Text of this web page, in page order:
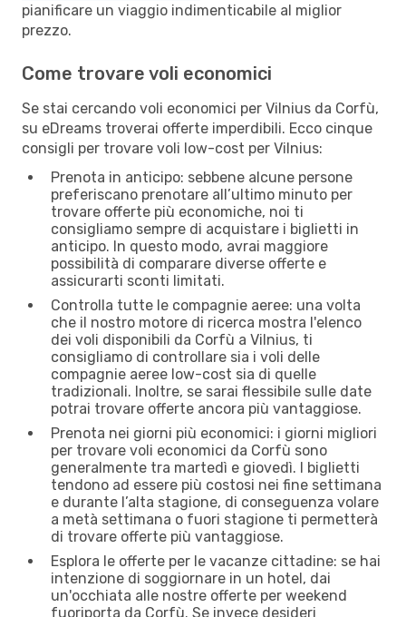
pianificare un viaggio indimenticabile al miglior
prezzo.
Come trovare voli economici
Se stai cercando voli economici per Vilnius da Corfù,
su eDreams troverai offerte imperdibili. Ecco cinque
consigli per trovare voli low-cost per Vilnius:
Prenota in anticipo: sebbene alcune persone
preferiscano prenotare all’ultimo minuto per
trovare offerte più economiche, noi ti
consigliamo sempre di acquistare i biglietti in
anticipo. In questo modo, avrai maggiore
possibilità di comparare diverse offerte e
assicurarti sconti limitati.
Controlla tutte le compagnie aeree: una volta
che il nostro motore di ricerca mostra l'elenco
dei voli disponibili da Corfù a Vilnius, ti
consigliamo di controllare sia i voli delle
compagnie aeree low-cost sia di quelle
tradizionali. Inoltre, se sarai flessibile sulle date
potrai trovare offerte ancora più vantaggiose.
Prenota nei giorni più economici: i giorni migliori
per trovare voli economici da Corfù sono
generalmente tra martedì e giovedì. I biglietti
tendono ad essere più costosi nei fine settimana
e durante l’alta stagione, di conseguenza volare
a metà settimana o fuori stagione ti permetterà
di trovare offerte più vantaggiose.
Esplora le offerte per le vacanze cittadine: se hai
intenzione di soggiornare in un hotel, dai
un'occhiata alle nostre offerte per weekend
fuoriporta da Corfù. Se invece desideri